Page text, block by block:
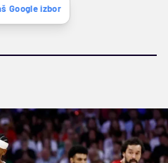
Google izbor